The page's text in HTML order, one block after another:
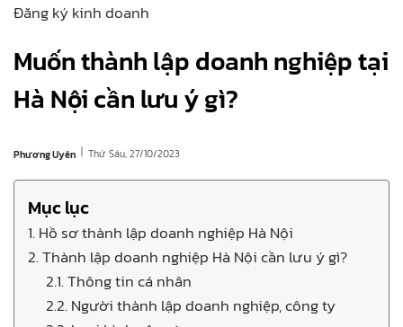
Đăng ký kinh doanh
Muốn thành lập doanh nghiệp tại
Hà Nội cần lưu ý gì?
Phương Uyên | Thứ Sáu, 27/10/2023
Mục lục
1. Hồ sơ thành lập doanh nghiệp Hà Nội
2. Thành lập doanh nghiệp Hà Nội cần lưu ý gì?
2.1. Thông tin cá nhân
2.2. Người thành lập doanh nghiệp, công ty